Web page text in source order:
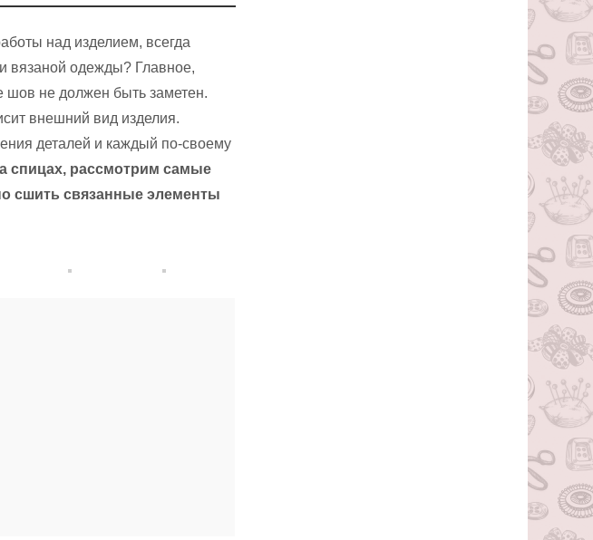
над изделием, всегда
вязаной одежды? Главное,
шов не должен быть заметен.
внешний вид изделия.
деталей и каждый по-своему
спицах, рассмотрим самые
сшить связанные элементы